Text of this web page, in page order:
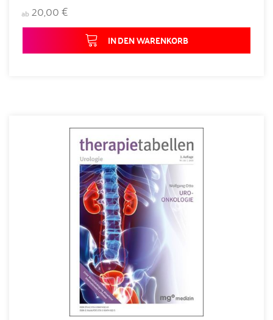
ab20,00 €
IN DEN WARENKORB